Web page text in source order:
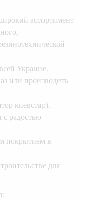
ассортимент
Украине.
или производить
киевстар).
радостью
покрытием в
для